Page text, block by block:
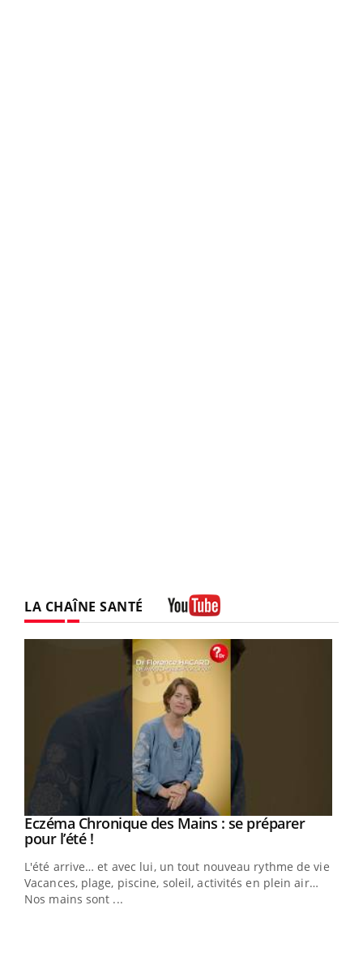
LA CHAÎNE SANTÉ
Youtube
Eczéma Chronique des Mains : se préparer
pour l’été !Youtube
L'été arrive… et avec lui, un tout nouveau rythme de vie !
Vacances, plage, piscine, soleil, activités en plein air…
Nos mains sont ...